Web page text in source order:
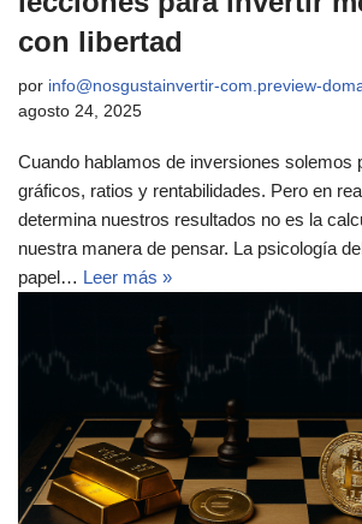
con libertad
por info@nosgustainvertir-com.preview-
agosto 24, 2025
Cuando hablamos de inversiones solemos
gráficos, ratios y rentabilidades. Pero en
determina nuestros resultados no es la
nuestra manera de pensar. La psicología
papel… Leer más »